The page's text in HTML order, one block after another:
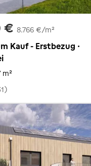
€ 8.766 €/m²
Kauf - Erstbezug ·
m²